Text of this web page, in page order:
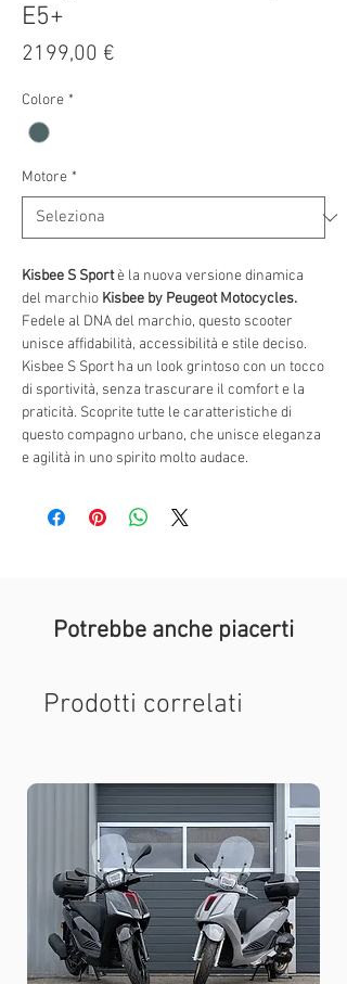
E5+
2199,00 €
Colore *
Motore *
Kisbee S Sportè la nuova versione dinamica
del marchio Kisbee by Peugeot Motocycles.
Fedele al DNA del marchio, questo scooter
unisce affidabilità, accessibilità e stile deciso.
Kisbee S Sport ha un look grintoso con un tocco
di sportività, senza trascurare il comfort e la
praticità. Scoprite tutte le caratteristiche di
questo compagno urbano, che unisce eleganza
e agilità in uno spirito molto audace.
Potrebbe anche piacerti
Prodotti correlati